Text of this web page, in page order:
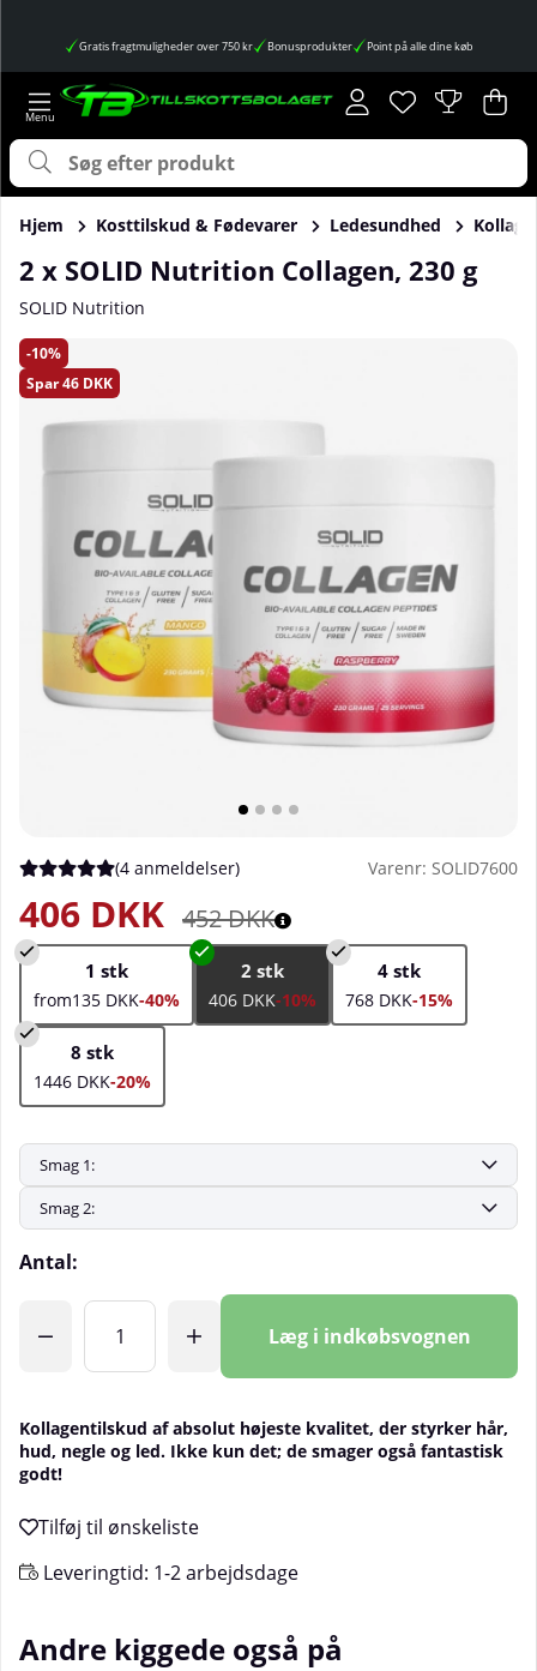
Gratis fragtmuligheder over 750 kr Bonusprodukter Point på alle dine køb
Ønskeliste
Antal på
. .
Hjem Kosttilskud & Fødevarer Ledesundhed
2 x SOLID Nutrition Collagen, 230 g
SOLID Nutrition
10
Spar46 DKK
Produktbilleder 2 x SOLID Nutrition Collagen, 230 g
Gennemsnitlig vurdering 5 ud af 5 Antal vurderinger 4
(4 anmeldelser) Varenr: SOLID7600
452DKK
406 DKK
1 stk
from135 DKK-40%
2 stk
406 DKK-10%
4 stk
768 DKK-15%
8 stk
1446 DKK-20%
Antal:
Læg i indkøbsvognen
Kollagentilskud af absolut højeste kvalitet, der styrker hår,
hud, negle og led. Ikke kun det; de smager også fantastisk
godt!
Leveringtid: 1-2 arbejdsdage
Andre kiggede også på